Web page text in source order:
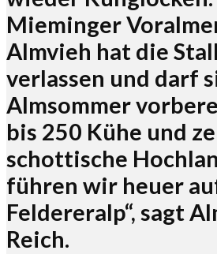
Mieminger
Almvieh hat die
verlassen und darf
Almsommer
bis 250 Kühe und
schottische
führen wir heuer
Feldereralp“, sagt
Reich.